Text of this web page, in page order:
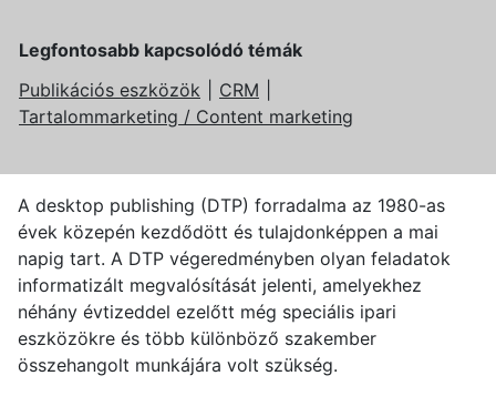
Legfontosabb kapcsolódó témák
Publikációs eszközök
CRM
Tartalommarketing / Content marketing
A desktop publishing (DTP) forradalma az 1980-as
évek közepén kezdődött és tulajdonképpen a mai
napig tart. A DTP végeredményben olyan feladatok
informatizált megvalósítását jelenti, amelyekhez
néhány évtizeddel ezelőtt még speciális ipari
eszközökre és több különböző szakember
összehangolt munkájára volt szükség.